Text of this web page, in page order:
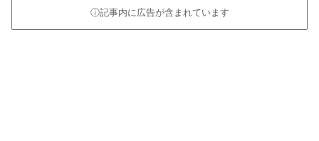
ⓘ記事内に広告が含まれています